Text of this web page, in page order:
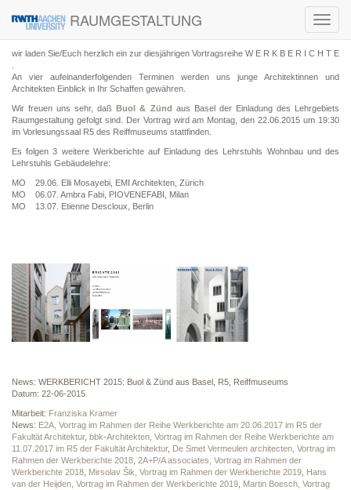
RAUMGESTALTUNG
wir laden Sie/Euch herzlich ein zur diesjährigen Vortragsreihe W E R K B E R I C H T E
An vier aufeinanderfolgenden Terminen werden uns junge Architektinnen und
Architekten Einblick in Ihr Schaffen gewähren.
Wir freuen uns sehr, daßBuol & Zünd aus Basel der Einladung des Lehrgebiets
Raumgestaltung gefolgt sind.
Der Vortrag wird am Montag, den 22.06.2015 um 19:30
im Vorlesungssaal R5 des Reiffmuseums stattfinden.
Es folgen 3 weitere Werkberichte auf Einladung des Lehrstuhls Wohnbau und des
Lehrstuhls Gebäudelehre:
MO
29.06. Elli Mosayebi, EMI Architekten, Zürich
MO
06.07. Ambra Fabi, PIOVENEFABI, Milan
MO
13.07. Etienne Descloux, Berlin
News: WERKBERICHT 2015: Buol & Zünd aus Basel, R5, Reiffmuseums
Datum: 22-06-2015
Mitarbeit: Franziska Kramer
News: E2A, Vortrag im Rahmen der Reihe Werkberichte am 20.06.2017 im R5 der
Fakultät Architektur, bbk-Architekten, Vortrag im Rahmen der Reihe Werkberichte am
11.07.2017 im R5 der Fakultät Architektur, De Smet Vermeulen architecten, Vortrag im
Rahmen der Werkberichte 2018 2A+P/A associates, Vortrag im Rahmen der
Werkberichte 2018 Mirsolav Šik, Vortrag im Rahmen der Werkberichte 2019 Hans
van der Heijden, Vortrag im Rahmen der Werkberichte 2019 Martin Boesch, Vortrag